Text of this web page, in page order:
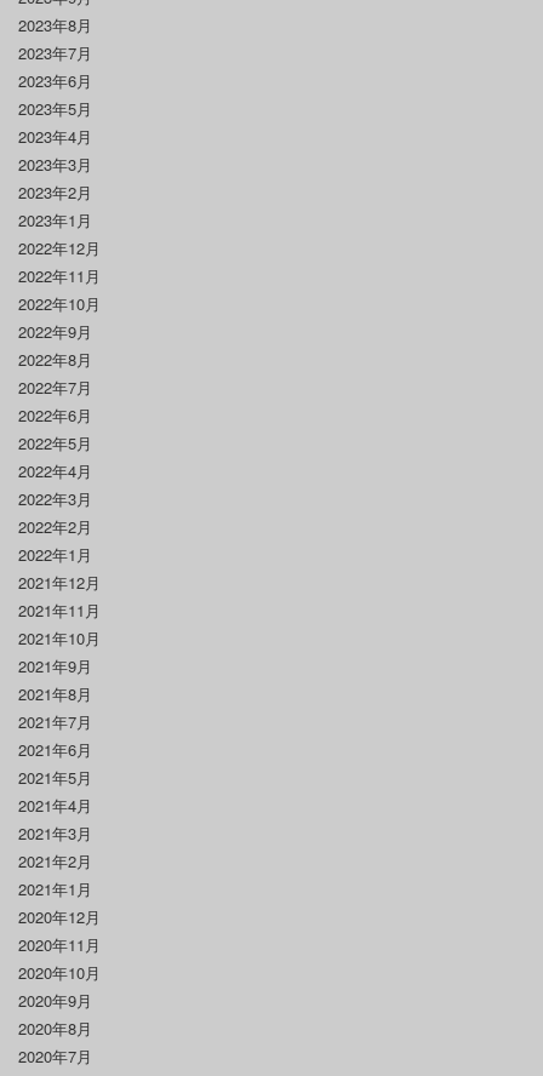
2023年8月
2023年7月
2023年6月
2023年5月
2023年4月
2023年3月
2023年2月
2023年1月
2022年12月
2022年11月
2022年10月
2022年9月
2022年8月
2022年7月
2022年6月
2022年5月
2022年4月
2022年3月
2022年2月
2022年1月
2021年12月
2021年11月
2021年10月
2021年9月
2021年8月
2021年7月
2021年6月
2021年5月
2021年4月
2021年3月
2021年2月
2021年1月
2020年12月
2020年11月
2020年10月
2020年9月
2020年8月
2020年7月